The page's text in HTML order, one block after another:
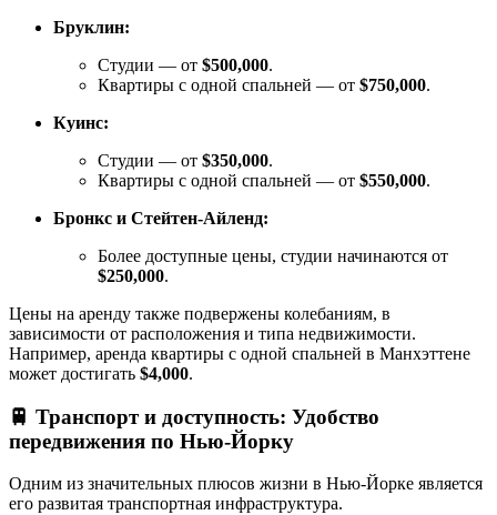
Бруклин:
Студии — от $500,000.
Квартиры с одной спальней — от $750,000.
Куинс:
Студии — от $350,000.
Квартиры с одной спальней — от $550,000.
Бронкс и Стейтен-Айленд:
Более доступные цены, студии начинаются от
$250,000.
Цены на аренду также подвержены колебаниям, в
зависимости от расположения и типа недвижимости.
Например, аренда квартиры с одной спальней в Манхэттене
может достигать $4,000.
🚆 Транспорт и доступность: Удобство
передвижения по Нью-Йорку
Одним из значительных плюсов жизни в Нью-Йорке является
его развитая транспортная инфраструктура.